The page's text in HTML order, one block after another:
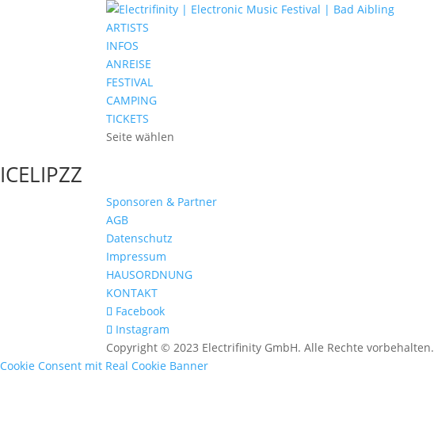
ARTISTS
INFOS
ANREISE
FESTIVAL
CAMPING
TICKETS
Seite wählen
ICELIPZZ
Sponsoren & Partner
AGB
Datenschutz
Impressum
HAUSORDNUNG
KONTAKT
Facebook
Instagram
Copyright © 2023 Electrifinity GmbH. Alle Rechte vorbehalten.
Cookie Consent mit Real Cookie Banner